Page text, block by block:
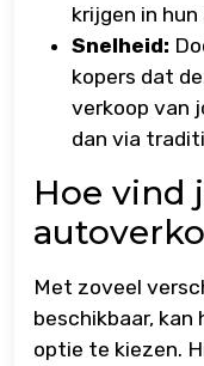
krijgen in hun
Snelheid:
kopers dat
verkoop van
dan via
Hoe vind
Met zoveel
beschikbaar,
optie te kiezen.